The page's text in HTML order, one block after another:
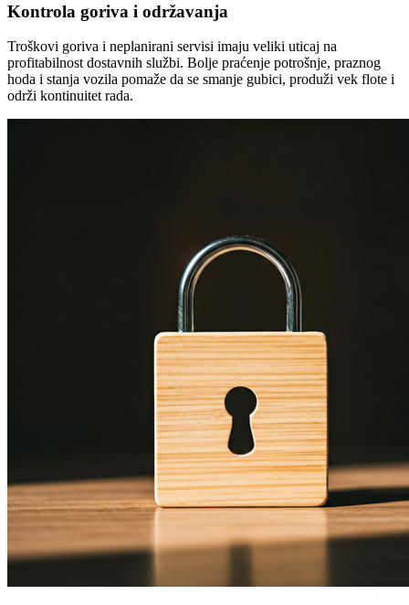
Kontrola goriva i održavanja
Troškovi goriva i neplanirani servisi imaju veliki uticaj na
profitabilnost dostavnih službi. Bolje praćenje potrošnje, praznog
hoda i stanja vozila pomaže da se smanje gubici, produži vek flote i
održi kontinuitet rada.